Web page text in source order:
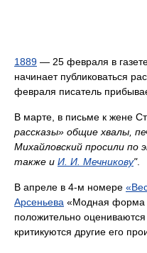
1889 — 25 февраля в
начинает публиковаться
февраля писатель
В марте, в письме к жене
рассказы» общие хвалы,
Михайловский просили по
также и И. И. Мечникову".
В апреле в 4-м номере
Арсеньева «Модная форма
положительно
критикуются другие его